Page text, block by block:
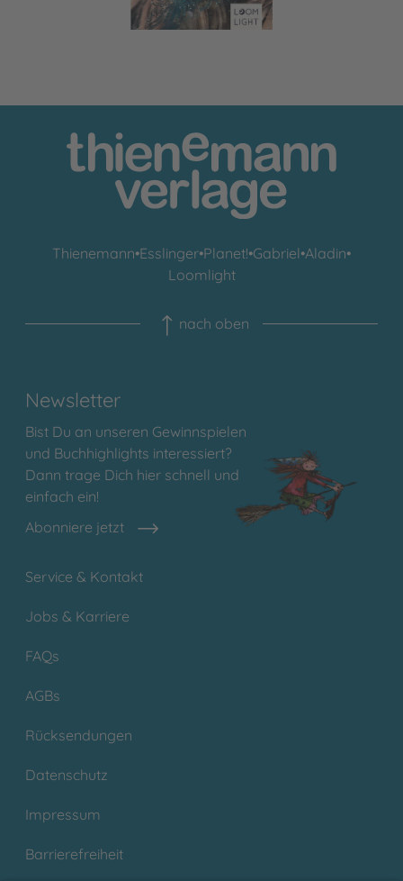
Thienemann•Esslinger•Planet!•Gabriel•Aladin•
Loomlight
nach oben
Newsletter
Bist Du an unseren Gewinnspielen
und Buchhighlights interessiert?
Dann trage Dich hier schnell und
einfach ein!
Abonniere jetzt
Service & Kontakt
Jobs & Karriere
FAQs
AGBs
Rücksendungen
Datenschutz
Impressum
Barrierefreiheit